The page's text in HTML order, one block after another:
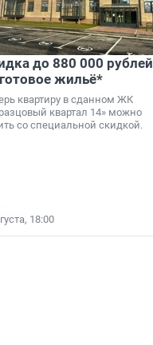
до 880 000 рублей
жильё*
квартиру в сданном ЖК
квартал 14» можно
со специальной скидкой.
18:00